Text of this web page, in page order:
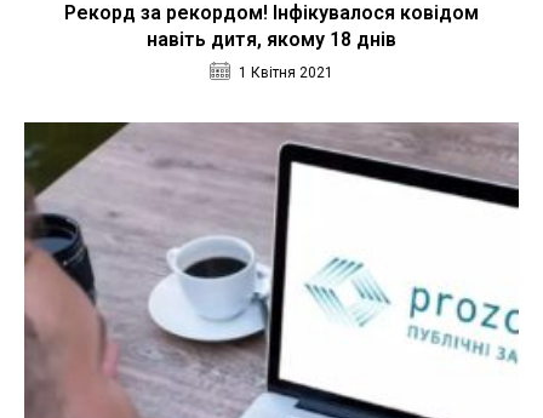
Рекорд за рекордом! Інфікувалося ковідом
навіть дитя, якому 18 днів
1 Квітня 2021